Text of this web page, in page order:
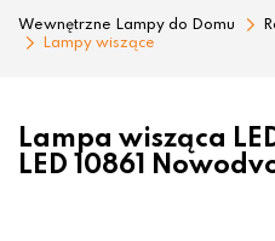
Wewnętrzne Lampy do Domu
Lampy wiszące
Lampa wisząca
LED 10861